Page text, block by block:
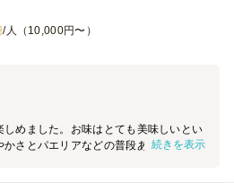
/人（10,000円〜）
めました。お味はとても美味しいとい
かさとパエリアなどの普段あまり食べな
続きを表示